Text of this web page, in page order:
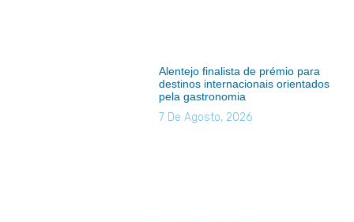
Alentejo finalista de prémio para
destinos internacionais orientados
pela gastronomia
7 De Agosto, 2026